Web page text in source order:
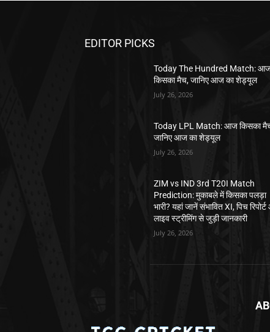
EDITOR PICKS
Today The Hundred Match:
किसका मैच, जानिए आज का शेड्यूल
July 26, 2026
Today LPL Match: आज किसका
जानिए आज का शेड्यूल
July 26, 2026
ZIM vs IND 3rd T20I Match
Prediction: मुकाबले में किसका पलड़ा
भारी? यहां जानें संभावित XI, पिच
लाइव स्ट्रीमिंग से जुड़ी जानकारी
July 26, 2026